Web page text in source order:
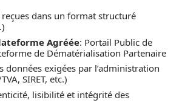
reçues dans un format structuré
Agréée: Portail Public de
de Dématérialisation Partenaire
données exigées par l’administration
SIRET, etc.)
lisibilité et intégrité des